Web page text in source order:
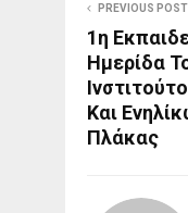
PREVIOUS POST
1η
Ημερίδα
Και
Πλάκας